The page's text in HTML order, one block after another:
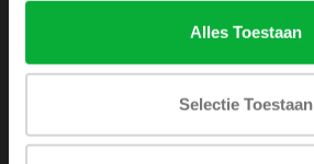
Alles Toestaan
Selectie Toestaan
Privacy Policy
Sitemap